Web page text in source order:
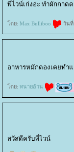
พี่ไวน์เก่งอ่ะ ทำผักกาดด
ดย: Max Bulliboo วันที่
อาหารหมักดองเคยทำ
ดย: ทนายอ้วน
สวัสดีครับพี่ไวน์